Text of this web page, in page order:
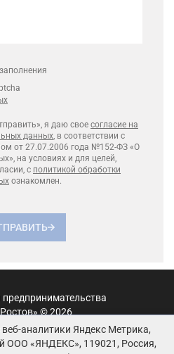
я даю свое согласие на
данных, в соответствии с
от 27.07.2006 года №152-ФЗ «О
на условиях и для целей,
с политикой обработки
ознакомлен.
© 2026
соглашение
веб-аналитики Яндекс Метрика,
ООО «ЯНДЕКС», 119021, Россия,